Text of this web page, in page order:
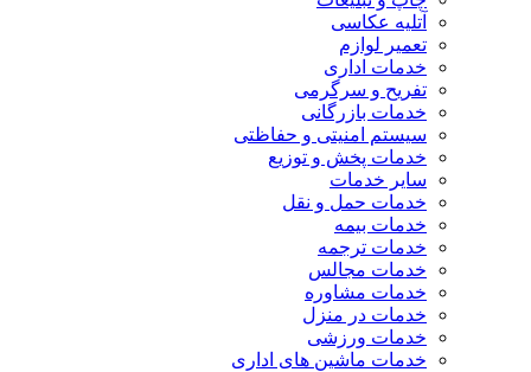
آتلیه عکاسی
تعمیر لوازم
خدمات اداری
تفریح و سرگرمی
خدمات بازرگانی
سیستم امنیتی و حفاظتی
خدمات پخش و توزیع
سایر خدمات
خدمات حمل و نقل
خدمات بیمه
خدمات ترجمه
خدمات مجالس
خدمات مشاوره
خدمات در منزل
خدمات ورزشی
خدمات ماشین های اداری